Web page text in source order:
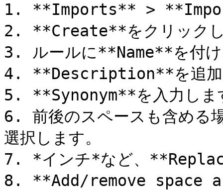
1. **Imports** >
2. **Create**をクリック
3. ルールに**Name**を付
4. **Description**を追加
5. **Synonym**を入力し
6. 前後のスペースも含め
選択します。
7. *インチ*など、
8. **Add/remove space